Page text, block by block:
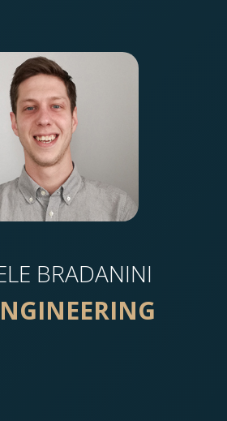
BRADANINI